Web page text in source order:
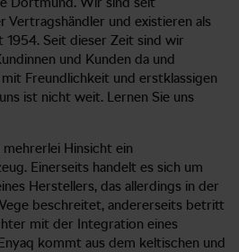
und existieren als
Seit dieser Zeit sind wir
und Kunden da und
Freundlichkeit und erstklassigen
ist nicht weit. Lernen Sie uns
Hinsicht ein
Einerseits handelt es sich um
Herstellers, das allerdings in der
beschreitet, andererseits betritt
mit der Integration eines
kommt aus dem keltischen und